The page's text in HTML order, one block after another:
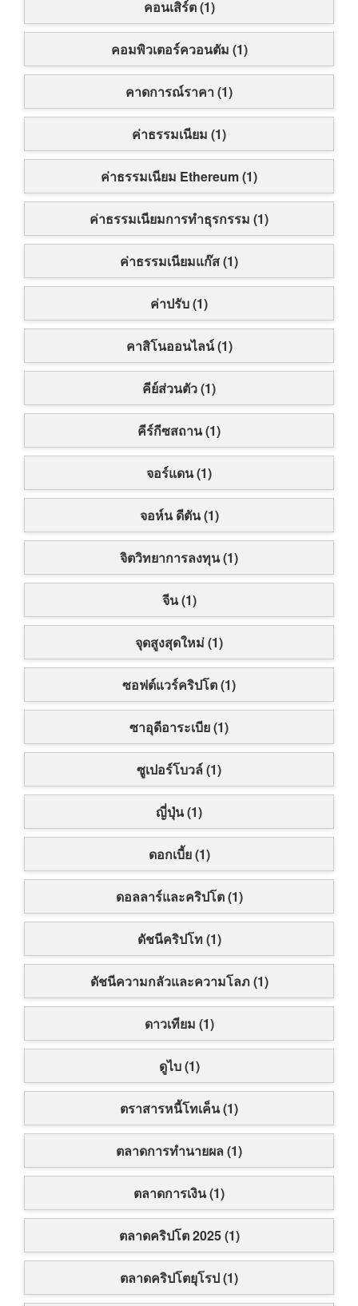
คอนเสิร์ต (1)
คอมพิวเตอร์ควอนตัม (1)
คาดการณ์ราคา (1)
ค่าธรรมเนียม (1)
ค่าธรรมเนียม Ethereum (1)
ค่าธรรมเนียมการทำธุรกรรม (1)
ค่าธรรมเนียมแก๊ส (1)
ค่าปรับ (1)
คาสิโนออนไลน์ (1)
คีย์ส่วนตัว (1)
คีร์กีซสถาน (1)
จอร์แดน (1)
จอห์น ดีตัน (1)
จิตวิทยาการลงทุน (1)
จีน (1)
จุดสูงสุดใหม่ (1)
ซอฟต์แวร์คริปโต (1)
ซาอุดีอาระเบีย (1)
ซูเปอร์โบวล์ (1)
ญี่ปุ่น (1)
ดอกเบี้ย (1)
ดอลลาร์และคริปโต (1)
ดัชนีคริปโท (1)
ดัชนีความกลัวและความโลภ (1)
ดาวเทียม (1)
ดูไบ (1)
ตราสารหนี้โทเค็น (1)
ตลาดการทำนายผล (1)
ตลาดการเงิน (1)
ตลาดคริปโต 2025 (1)
ตลาดคริปโตยุโรป (1)